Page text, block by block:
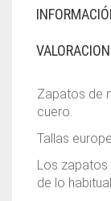
Zapatos de
cuero.
Tallas
Los zapatos
de lo